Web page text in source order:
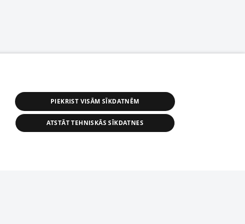
PIEKRIST VISĀM SĪKDATNĒM
ATSTĀT TEHNISKĀS SĪKDATNES